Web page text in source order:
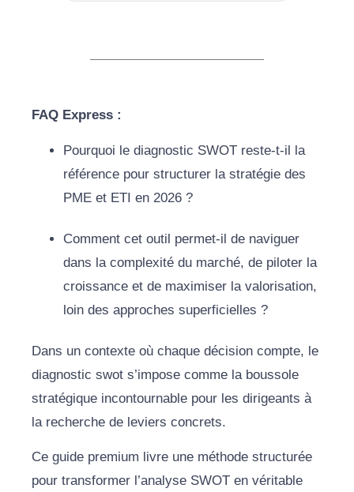
FAQ Express :
Pourquoi le diagnostic SWOT reste-t-il la
référence pour structurer la stratégie des
PME et ETI en 2026 ?
Comment cet outil permet-il de naviguer
dans la complexité du marché, de piloter la
croissance et de maximiser la valorisation,
loin des approches superficielles ?
Dans un contexte où chaque décision compte, le
diagnostic swot s’impose comme la boussole
stratégique incontournable pour les dirigeants à
la recherche de leviers concrets.
Ce guide premium livre une méthode structurée
pour transformer l’analyse SWOT en véritable